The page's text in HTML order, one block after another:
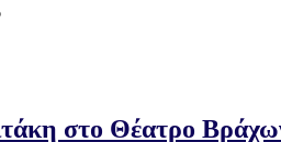
στο Θέατρο